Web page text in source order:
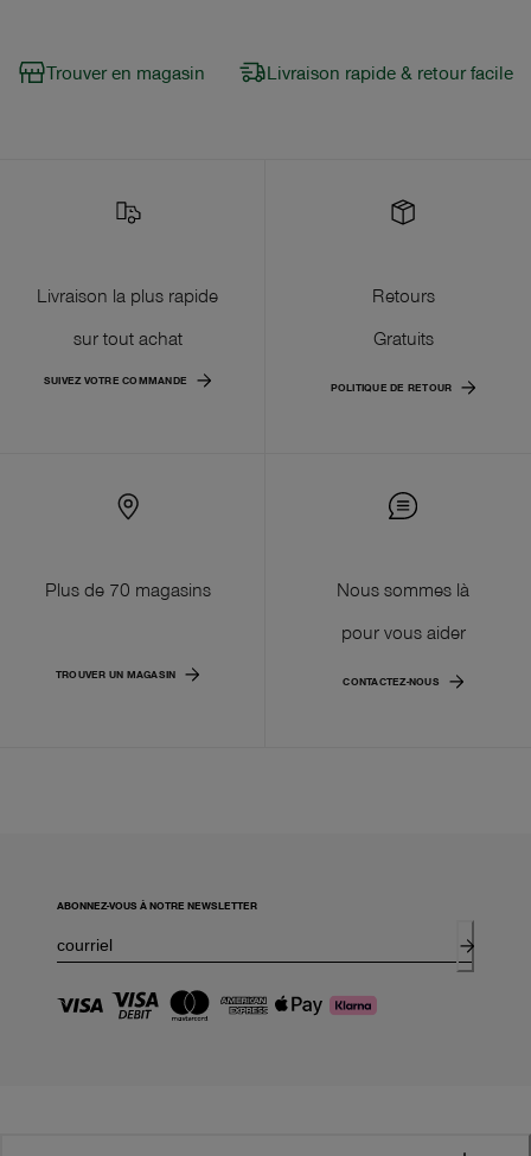
Trouver en magasin Livraison rapide & retour facile
Livraison la plus rapide
sur tout achat
SUIVEZ VOTRE COMMANDE
Retours
Gratuits
POLITIQUE DE RETOUR
Plus de 70 magasins
TROUVER UN MAGASIN
Nous sommes là
pour vous aider
CONTACTEZ-NOUS
ABONNEZ-VOUS À NOTRE NEWSLETTER